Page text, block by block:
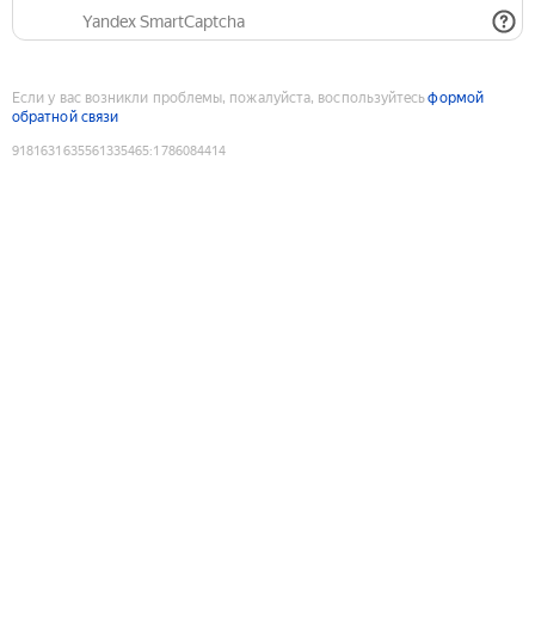
Yandex SmartCaptcha
Если у вас возникли проблемы, пожалуйста, воспользуйтесьформой
обратной связи
9181631635561335465:1786084414